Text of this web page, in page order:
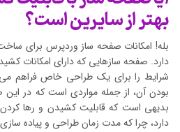
بهتر از سایرین است؟
بله! امکانات صفحه ساز وردپرس برای
دارد. صفحه سازهایی که دارای امکانات
شرایط را برای یک طراحی خاص فراهم
بودن آن، از جمله مواردی است که در
بدیهی است که قابلیت کشیدن و رها
دارد، چرا که مدت زمان طراحی و پیاده